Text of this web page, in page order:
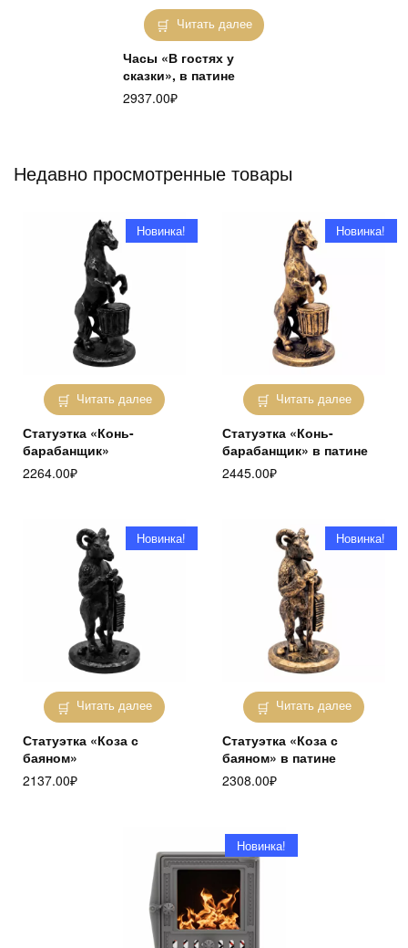
Читать далее
Часы «В гостях у
сказки», в патине
2937.00₽
Недавно просмотренные товары
Читать далее
Новинка!
Статуэтка «Конь-
барабанщик»
2264.00₽
Читать далее
Новинка!
Статуэтка «Конь-
барабанщик» в патине
2445.00₽
Читать далее
Новинка!
Статуэтка «Коза с
баяном»
2137.00₽
Читать далее
Новинка!
Статуэтка «Коза с
баяном» в патине
2308.00₽
Новинка!